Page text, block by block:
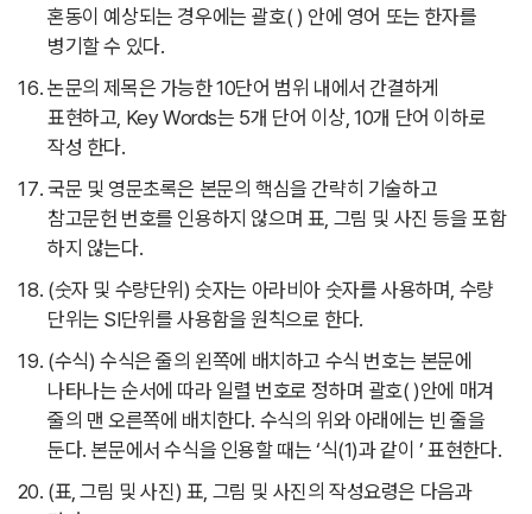
혼동이 예상되는 경우에는 괄호( ) 안에 영어 또는 한자를
병기할 수 있다.
논문의 제목은 가능한 10단어 범위 내에서 간결하게
표현하고, Key Words는 5개 단어 이상, 10개 단어 이하로
작성 한다.
국문 및 영문초록은 본문의 핵심을 간략히 기술하고
참고문헌 번호를 인용하지 않으며 표, 그림 및 사진 등을 포함
하지 않는다.
(숫자 및 수량단위) 숫자는 아라비아 숫자를 사용하며, 수량
단위는 SI단위를 사용함을 원칙으로 한다.
(수식) 수식은 줄의 왼쪽에 배치하고 수식 번호는 본문에
나타나는 순서에 따라 일렬 번호로 정하며 괄호( )안에 매겨
줄의 맨 오른쪽에 배치한다. 수식의 위와 아래에는 빈 줄을
둔다. 본문에서 수식을 인용할 때는 ‘식(1)과 같이 ’ 표현한다.
(표, 그림 및 사진) 표, 그림 및 사진의 작성요령은 다음과